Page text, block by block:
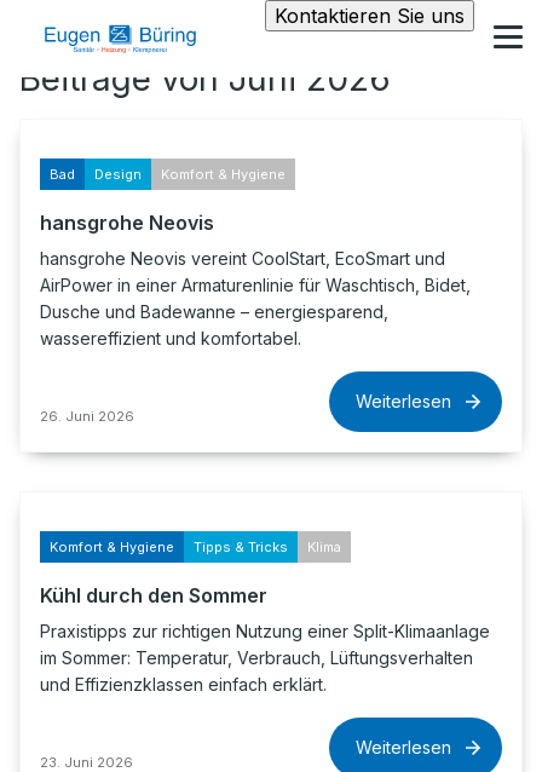
Kontaktieren Sie uns
Beiträge von Juni 2026
Bad Design Komfort & Hygiene
hansgrohe Neovis
hansgrohe Neovis vereint CoolStart, EcoSmart und
AirPower in einer Armaturenlinie für Waschtisch, Bidet,
Dusche und Badewanne – energiesparend,
wassereffizient und komfortabel.
26. Juni 2026
Weiterlesen
Komfort & Hygiene Tipps & Tricks Klima
Kühl durch den Sommer
Praxistipps zur richtigen Nutzung einer Split-Klimaanlage
im Sommer: Temperatur, Verbrauch, Lüftungsverhalten
und Effizienzklassen einfach erklärt.
23. Juni 2026
Weiterlesen